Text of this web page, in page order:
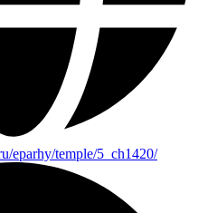
eparhy/temple/5_ch1420/